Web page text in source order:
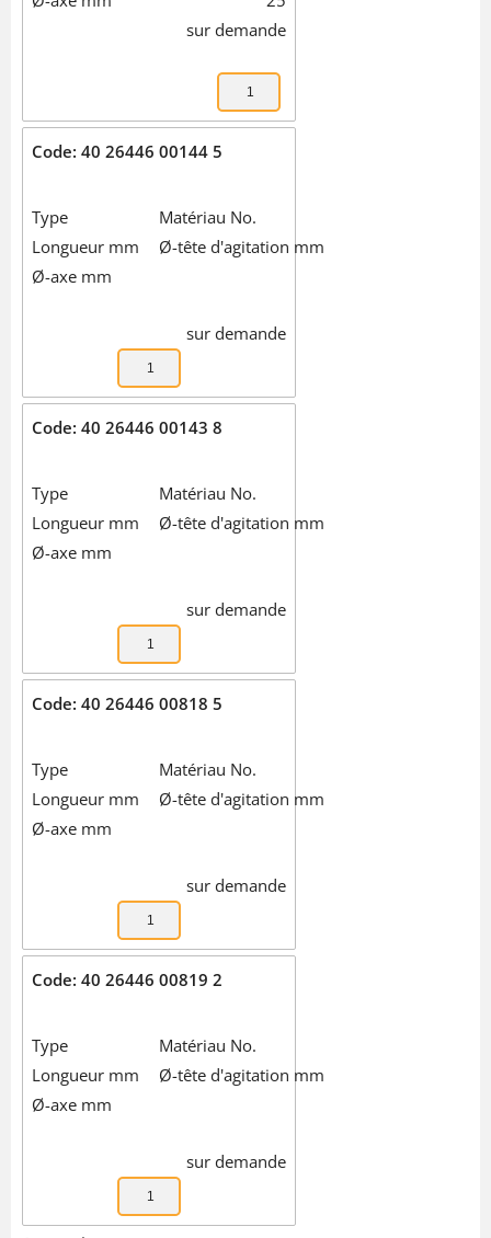
sur demande
Code: 40 26446 00144 5
Type
Matériau No.
Longueur mm
Ø-tête d'agitation mm
Ø-axe mm
sur demande
Code: 40 26446 00143 8
Type
Matériau No.
Longueur mm
Ø-tête d'agitation mm
Ø-axe mm
sur demande
Code: 40 26446 00818 5
Type
Matériau No.
Longueur mm
Ø-tête d'agitation mm
Ø-axe mm
sur demande
Code: 40 26446 00819 2
Type
Matériau No.
Longueur mm
Ø-tête d'agitation mm
Ø-axe mm
sur demande